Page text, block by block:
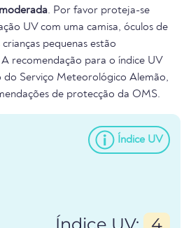
. Por favor proteja-se
UV com uma camisa, óculos de
pequenas estão
recomendação para o índice UV
do Serviço Meteorológico Alemão,
de protecção da OMS.
Índice UV